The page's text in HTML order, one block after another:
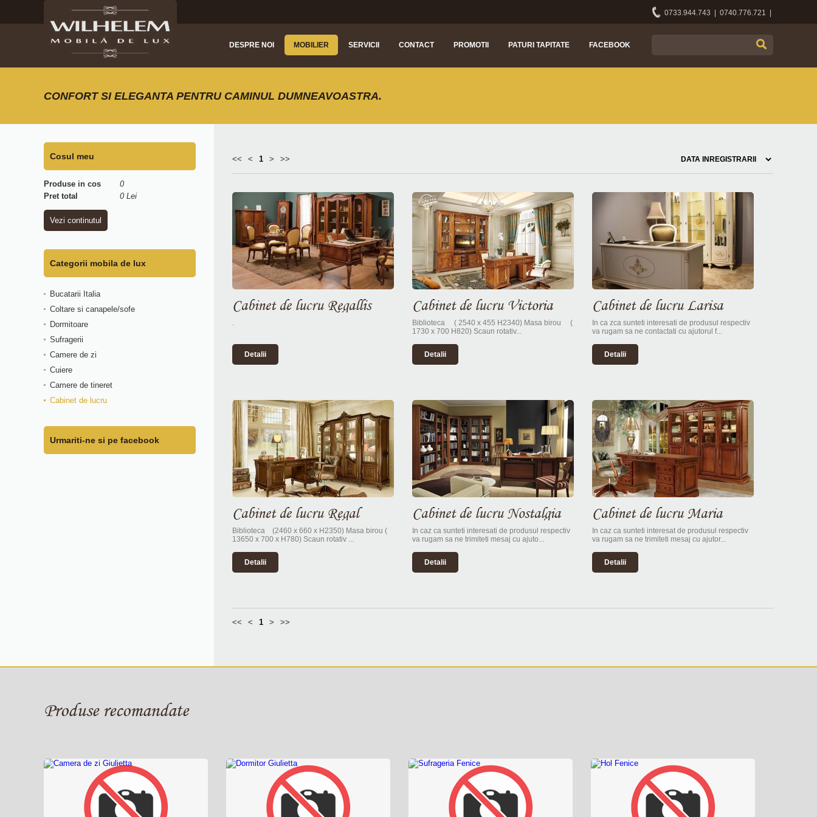
0733.944.743 | 0740.776.721 |
DESPRE NOI MOBILIER SERVICII CONTACT PROMOTII PATURI TAPITATE FACEBOOK
CONFORT SI ELEGANTA PENTRU CAMINUL DUMNEAVOASTRA.
Cosul meu
Produse in cos
0
Pret total
0 Lei
Vezi continutul
Categorii mobila de lux
Bucatarii Italia
Coltare si canapele/sofe
Dormitoare
Sufragerii
Camere de zi
Cuiere
Camere de tineret
Cabinet de lucru
Urmariti-ne si pe facebook
<< < 1 > >>
Cabinet de lucru Regallis
.
Detalii
Cabinet de lucru Victoria
Biblioteca ( 2540 x 455 H2340) Masa birou (
1730 x 700 H820) Scaun rotativ...
Detalii
Cabinet de lucru Larisa
In ca zca sunteti interesati de produsul respectiv
va rugam sa ne contactati cu ajutorul f...
Detalii
Cabinet de lucru Regal
Biblioteca (2460 x 660 x H2350) Masa birou (
13650 x 700 x H780) Scaun rotativ ...
Detalii
Cabinet de lucru Nostalgia
In caz ca sunteti interesati de produsul respectiv
va rugam sa ne trimiteti mesaj cu ajuto...
Detalii
Cabinet de lucru Maria
In caz ca sunteti interesat de produsul respectiv
va rugam sa ne trimiteti mesaj cu ajutor...
Detalii
<< < 1 > >>
Produse recomandate